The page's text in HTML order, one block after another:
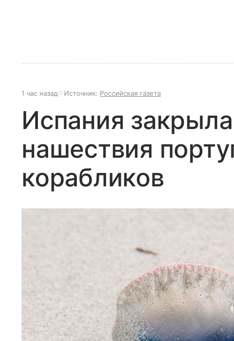
1 час назад Источник: Российская газета
Испания
нашествия
корабликов